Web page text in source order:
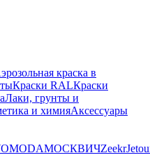
краска в
Краски RALКраски
Лаки, грунты и
и химияАксессуары
OMODAМОСКВИЧZeekr